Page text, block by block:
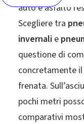
auto e asfalto
Scegliere tra
invernali e
questione di
concretamente
frenata.
pochi metri
comparativi